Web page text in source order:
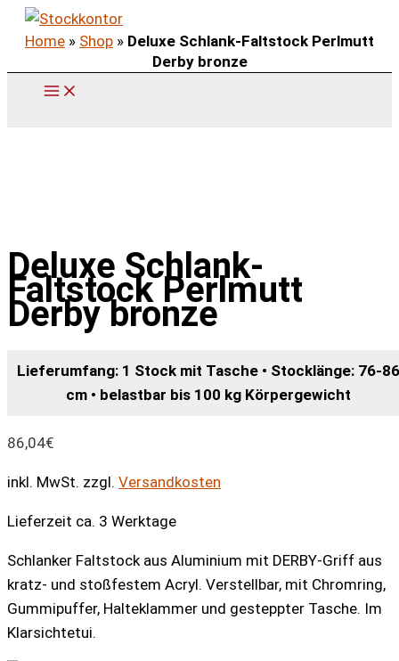
Zum
Inhalt
Home » Shop » Deluxe Schlank-Faltstock Perlmutt
Derby bronze
Deluxe Schlank-
Faltstock Perlmutt
Derby bronze
Lieferumfang: 1 Stock mit Tasche • Stocklänge: 76-86
cm • belastbar bis 100 kg Körpergewicht
86,04€
inkl. MwSt. zzgl. Versandkosten
Lieferzeit ca. 3 Werktage
Schlanker Faltstock aus Aluminium mit DERBY-Griff aus
kratz- und stoßfestem Acryl. Verstellbar, mit Chromring,
Gummipuffer, Halteklammer und gesteppter Tasche. Im
Klarsichtetui.